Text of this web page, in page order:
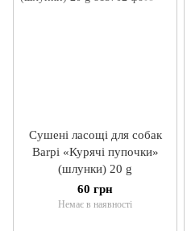
Сушені ласощі для собак
Barpi «Курячі пупочки»
(шлунки) 20 g
60 грн
Немає в наявності